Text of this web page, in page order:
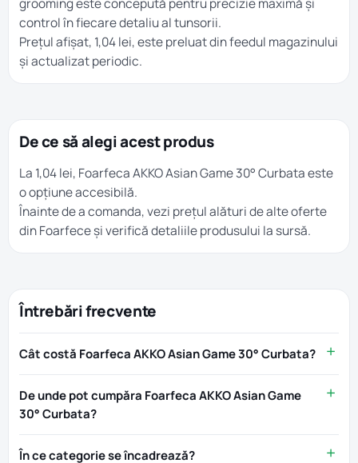
control în fiecare detaliu al tunsorii.
Prețul afișat, 1,04 lei, este preluat din feedul magazinului
și actualizat periodic.
De ce să alegi acest produs
La 1,04 lei, Foarfeca AKKO Asian Game 30° Curbata este
o opțiune accesibilă.
Înainte de a comanda, vezi prețul alături de alte oferte
dinFoarfeceși verifică detaliile produsului la sursă.
Întrebări frecvente
Cât costă Foarfeca AKKO Asian Game 30° Curbata?
De unde pot cumpăra Foarfeca AKKO Asian Game
30° Curbata?
În ce categorie se încadrează?